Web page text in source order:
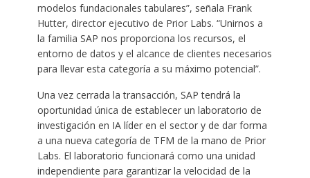
modelos fundacionales tabulares”, señala Frank
Hutter, director ejecutivo de Prior Labs. “Unirnos a
la familia SAP nos proporciona los recursos, el
entorno de datos y el alcance de clientes necesarios
para llevar esta categoría a su máximo potencial”.
Una vez cerrada la transacción, SAP tendrá la
oportunidad única de establecer un laboratorio de
investigación en IA líder en el sector y de dar forma
a una nueva categoría de TFM de la mano de Prior
Labs. El laboratorio funcionará como una unidad
independiente para garantizar la velocidad de la